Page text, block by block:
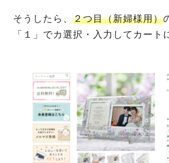
そうしたら、２つ目（新婦様用）
「１」でカ選択・入力してカート